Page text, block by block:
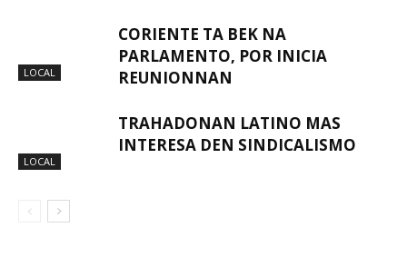
LOCAL
CORIENTE TA BEK NA
PARLAMENTO, POR INICIA
REUNIONNAN
LOCAL
TRAHADONAN LATINO MAS
INTERESA DEN SINDICALISMO